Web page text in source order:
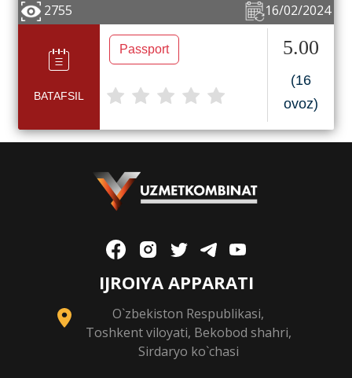
16/02/2024
2755
BATAFSIL
Passport 5.00
(16
ovoz)
IJROIYA APPARATI
O`zbekiston Respublikasi,
Toshkent viloyati, Bekobod shahri,
Sirdaryo ko`chasi